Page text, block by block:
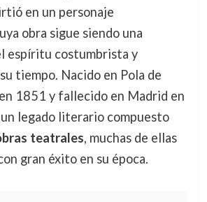
en un personaje
obra sigue siendo una
espíritu costumbrista y
tiempo. Nacido en Pola de
1851 y fallecido en Madrid en
legado literario compuesto
teatrales, muchas de ellas
gran éxito en su época.